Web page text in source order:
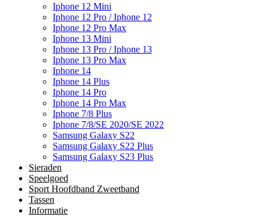
Iphone 12 Mini
Iphone 12 Pro / Iphone 12
Iphone 12 Pro Max
Iphone 13 Mini
Iphone 13 Pro / Iphone 13
Iphone 13 Pro Max
Iphone 14
Iphone 14 Plus
Iphone 14 Pro
Iphone 14 Pro Max
Iphone 7/8 Plus
Iphone 7/8/SE 2020/SE 2022
Samsung Galaxy S22
Samsung Galaxy S22 Plus
Samsung Galaxy S23 Plus
Sieraden
Speelgoed
Sport Hoofdband Zweetband
Tassen
Informatie